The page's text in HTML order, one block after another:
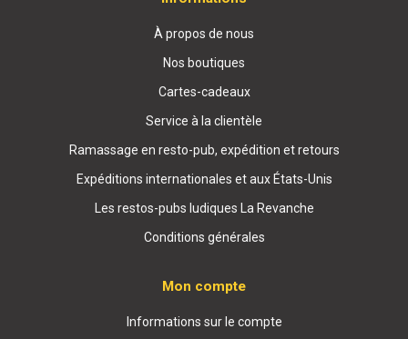
À propos de nous
Nos boutiques
Cartes-cadeaux
Service à la clientèle
Ramassage en resto-pub, expédition et retours
Expéditions internationales et aux États-Unis
Les restos-pubs ludiques La Revanche
Conditions générales
Mon compte
Informations sur le compte